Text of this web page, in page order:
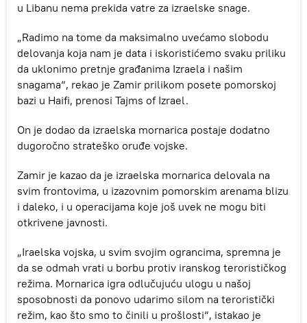
u Libanu nema prekida vatre za izraelske snage.
„Radimo na tome da maksimalno uvećamo slobodu
delovanja koja nam je data i iskoristićemo svaku priliku
da uklonimo pretnje građanima Izraela i našim
snagama“, rekao je Zamir prilikom posete pomorskoj
bazi u Haifi, prenosi Tajms of Izrael.
On je dodao da izraelska mornarica postaje dodatno
dugoročno strateško oruđe vojske.
Zamir je kazao da je izraelska mornarica delovala na
svim frontovima, u izazovnim pomorskim arenama blizu
i daleko, i u operacijama koje još uvek ne mogu biti
otkrivene javnosti.
„Iraelska vojska, u svim svojim ograncima, spremna je
da se odmah vrati u borbu protiv iranskog terorističkog
režima. Mornarica igra odlučujuću ulogu u našoj
sposobnosti da ponovo udarimo silom na teroristički
režim, kao što smo to činili u prošlosti“, istakao je